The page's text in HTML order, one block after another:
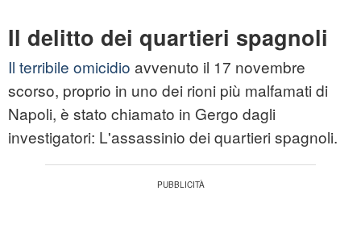
Il delitto dei quartieri spagnoli
Il terribile omicidio avvenuto il 17 novembre
scorso, proprio in uno dei rioni più malfamati di
Napoli, è stato chiamato in Gergo dagli
investigatori: L'assassinio dei quartieri spagnoli.